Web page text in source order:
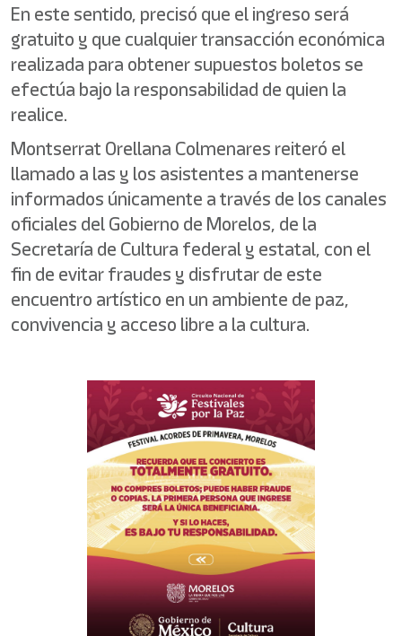
En este sentido, precisó que el ingreso será
gratuito y que cualquier transacción económica
realizada para obtener supuestos boletos se
efectúa bajo la responsabilidad de quien la
realice.
Montserrat Orellana Colmenares reiteró el
llamado a las y los asistentes a mantenerse
informados únicamente a través de los canales
oficiales del Gobierno de Morelos, de la
Secretaría de Cultura federal y estatal, con el
fin de evitar fraudes y disfrutar de este
encuentro artístico en un ambiente de paz,
convivencia y acceso libre a la cultura.